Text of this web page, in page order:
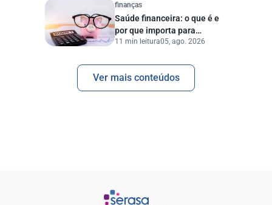
finanças
Saúde financeira: o que é e
por que importa para
pessoas e empresas?
11 min leitura05, ago. 2026
Ver mais conteúdos